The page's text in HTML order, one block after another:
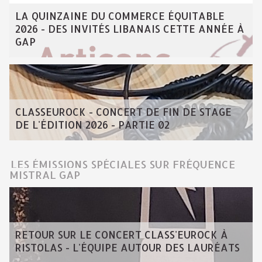
LA QUINZAINE DU COMMERCE ÉQUITABLE
2026 - DES INVITÉS LIBANAIS CETTE ANNÉE À
GAP
CLASSEUROCK - CONCERT DE FIN DE STAGE
DE L'ÉDITION 2026 - PARTIE 02
LES ÉMISSIONS SPÉCIALES SUR FRÉQUENCE
MISTRAL GAP
RETOUR SUR LE CONCERT CLASS'EUROCK À
RISTOLAS - L'ÉQUIPE AUTOUR DES LAURÉATS